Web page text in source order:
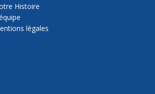
Histoire
légales